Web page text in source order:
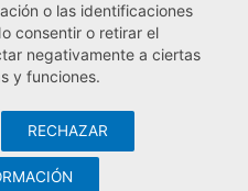
Noticia siguiente →
Social y del Trabajo
de privacidad
web:Visualco
o las identificaciones
consentir o retirar el
negativamente a ciertas
y funciones.
RECHAZAR